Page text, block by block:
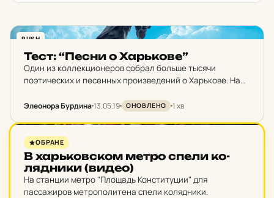
PUSH
Тест: “Песни о Харь­ко­ве”
Один из коллекционеров собрал больше тысячи
поэтических и песенных произведений о Харькове. На
претендовать, но, наверно, с десяток песен о любимом
Элеонора Бурдина13.05.19 ОНОВЛЕНО 1 хв
НОВИНИ ХАРКОВА
ОБРАНЕ
В харь­ков­ском метро спели ко­
ляд­ни­ки (видео)
На станции метро "Площадь Конституции" для
пассажиров метрополитена спели колядники.